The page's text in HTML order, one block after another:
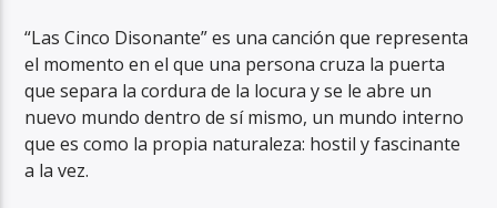
“Las Cinco Disonante” es una canción que representa
el momento en el que una persona cruza la puerta
que separa la cordura de la locura y se le abre un
nuevo mundo dentro de sí mismo, un mundo interno
que es como la propia naturaleza: hostil y fascinante
a la vez.